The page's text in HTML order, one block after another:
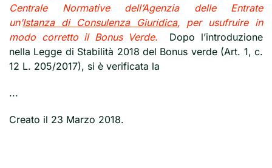
Centrale Normative dell’Agenzia delle Entrate
un’Istanza di Consulenza Giuridica, per usufruire in
modo corretto il Bonus Verde. Dopo l’introduzione
nella Legge di Stabilità 2018 del Bonus verde (Art. 1, c.
12 L. 205/2017), si è verificata la
...
Creato il 23 Marzo 2018.